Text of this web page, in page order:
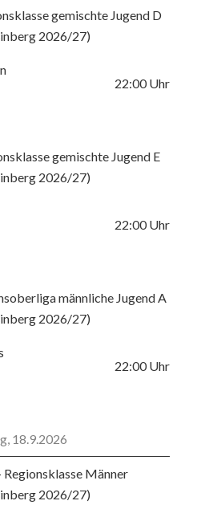
gemischte Jugend D
2026/27)
22:00Uhr
gemischte Jugend E
2026/27)
22:00Uhr
männliche Jugend A
2026/27)
22:00Uhr
18.9.2026
Männer
2026/27)